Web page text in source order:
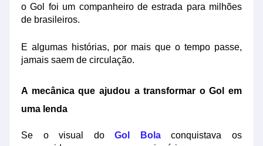
o Gol foi um companheiro de estrada para milhões
de brasileiros.
E algumas histórias, por mais que o tempo passe,
jamais saem de circulação.
A mecânica que ajudou a transformar o Gol em
uma lenda
Se o visual doGol Bolaconquistava os